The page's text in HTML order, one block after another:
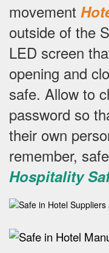
movement
outside of the
LED screen
opening and
safe. Allow to
password so
their own
remember,
Hospitality